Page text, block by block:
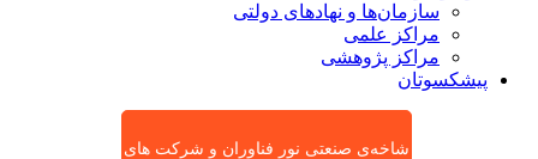
سازمان‌ها و نهادهای دولتی
مراکز علمی
مراکز پژوهشی
پیشکسوتان
شاخه‌ی صنعتی نور فناوران و شرکت های